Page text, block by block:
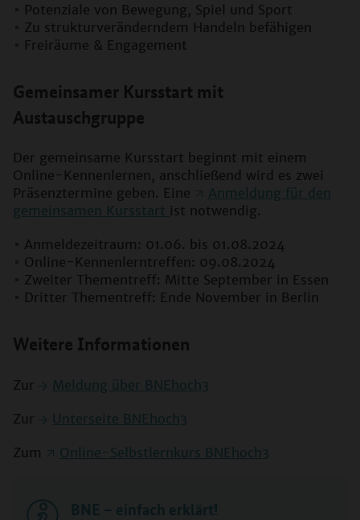
Potenziale von Bewegung, Spiel und Sport
Zu strukturveränderndem Handeln befähigen
Freiräume & Engagement
Gemeinsamer Kursstart mit
Austauschgruppe
Der gemeinsame Kursstart beginnt mit einem
Online-Kennenlernen, anschließend wird es zwei
Präsenztermine geben. Eine
Anmeldung für den
gemeinsamen Kursstart ist notwendig.
Anmeldezeitraum: 01.06. bis 01.08.2024
Online-Kennenlerntreffen: 09.08.2024
Zweiter Thementreff: Mitte September in Essen
Dritter Thementreff: Ende November in Berlin
Weitere Informationen
Zur Meldung über BNEhoch3
Zur Unterseite BNEhoch3
Zum Online-Selbstlernkurs BNEhoch3
BNE – einfach erklärt!